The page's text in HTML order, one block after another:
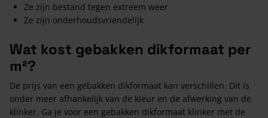
Ze zijn bestand tegen extreem weer
Ze zijn onderhoudsvriendelijk
Wat kost gebakken dikformaat per
m²?
De prijs van een gebakken dikformaat kan verschillen. Dit is
onder meer afhankelijk van de kleur en de afwerking van de
klinker. Ga je voor een gebakken dikformaat klinker met de